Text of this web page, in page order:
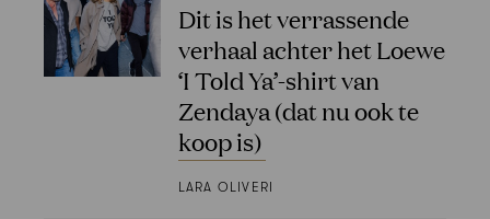
Dit is het verrassende
verhaal achter het Loewe
‘I Told Ya’-shirt van
Zendaya (dat nu ook te
koop is)
LARA OLIVERI